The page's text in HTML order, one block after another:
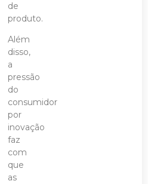
de
produto.
Além
disso,
a
pressão
do
consumidor
por
inovação
faz
com
que
as